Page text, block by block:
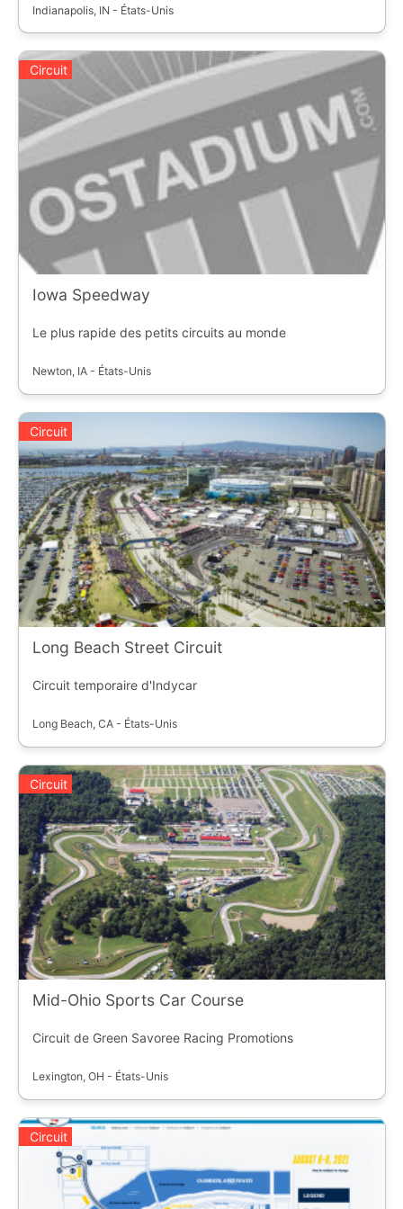
Indianapolis, IN - États-Unis
Circuit
Iowa Speedway
Le plus rapide des petits circuits au monde
Newton, IA - États-Unis
Circuit
Long Beach Street Circuit
Circuit temporaire d'Indycar
Long Beach, CA - États-Unis
Circuit
Mid-Ohio Sports Car Course
Circuit de Green Savoree Racing Promotions
Lexington, OH - États-Unis
Circuit